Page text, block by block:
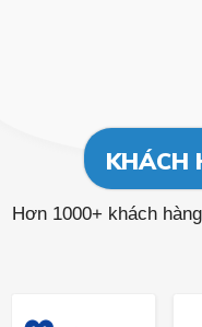
KHÁCH
Hơn 1000+ khách